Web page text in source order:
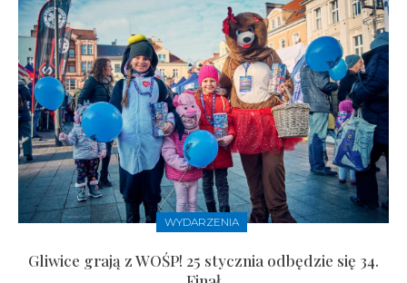
WYDARZENIA
Gliwice grają z WOŚP! 25 stycznia odbędzie się 34.